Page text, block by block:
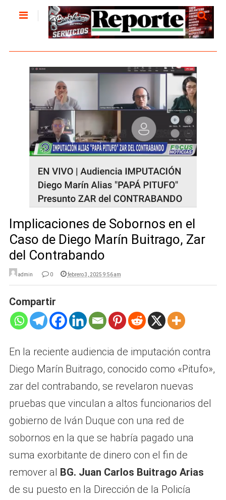
Implicaciones de Sobornos en el
Caso de Diego Marín Buitrago, Zar
del Contrabando
admin 0 febrero 3, 2025 9:56 am
Compartir
En la reciente audiencia de imputación contra
Diego Marín Buitrago, conocido como «Pitufo»,
zar del contrabando, se revelaron nuevas
pruebas que vinculan a altos funcionarios del
gobierno de Iván Duque con una red de
sobornos en la que se habría pagado una
suma exorbitante de dinero con el fin de
remover al BG. Juan Carlos Buitrago Arias
de su puesto en la Dirección de la Policía